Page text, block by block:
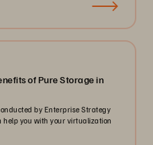
of Pure Storage in
by Enterprise Strategy
help you with your virtualization